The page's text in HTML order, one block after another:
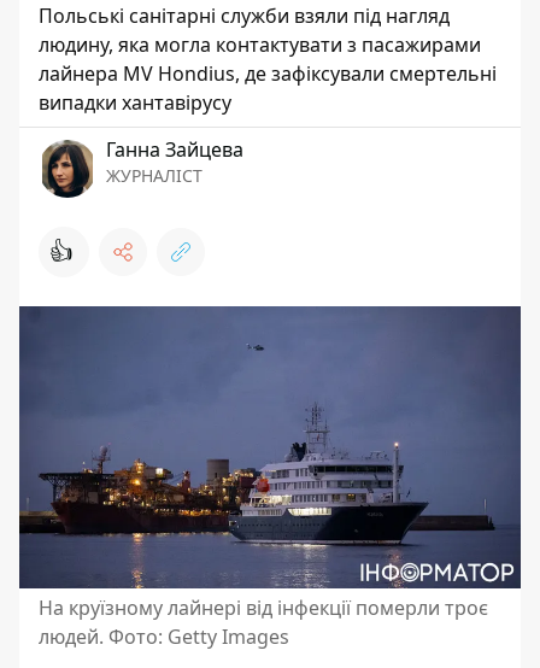
Польські санітарні служби взяли під нагляд
людину, яка могла контактувати з пасажирами
лайнера MV Hondius, де зафіксували смертельні
випадки хантавірусу
Ганна Зайцева
ЖУРНАЛІСТ
👍
На круїзному лайнері від інфекції померли троє
людей. Фото: Getty Images